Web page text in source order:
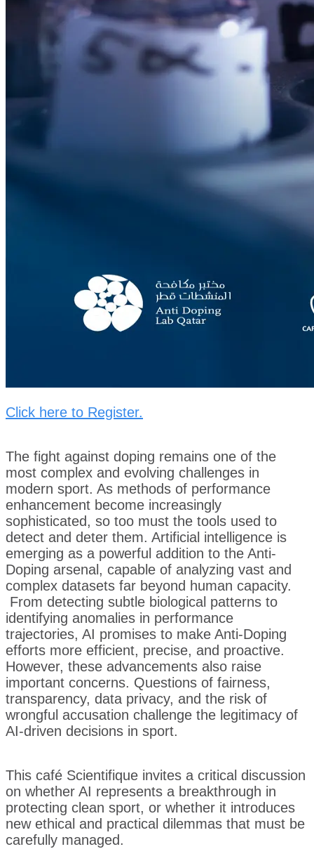
Click here to Register.
The fight against doping remains one of the
most complex and evolving challenges in
modern sport. As methods of performance
enhancement become increasingly
sophisticated, so too must the tools used to
detect and deter them. Artificial intelligence is
emerging as a powerful addition to the Anti-
Doping arsenal, capable of analyzing vast and
complex datasets far beyond human capacity.
From detecting subtle biological patterns to
identifying anomalies in performance
trajectories, AI promises to make Anti-Doping
efforts more efficient, precise, and proactive.
However, these advancements also raise
important concerns. Questions of fairness,
transparency, data privacy, and the risk of
wrongful accusation challenge the legitimacy of
AI-driven decisions in sport.
This café Scientifique invites a critical discussion
on whether AI represents a breakthrough in
protecting clean sport, or whether it introduces
new ethical and practical dilemmas that must be
carefully managed.